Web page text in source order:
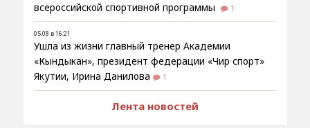
всероссийской спортивной программы
1
05.08 в 16:21
Ушла из жизни главный тренер Академии
«Кындыкан», президент федерации «Чир спорт»
Якутии, Ирина Данилова
1
Лента новостей